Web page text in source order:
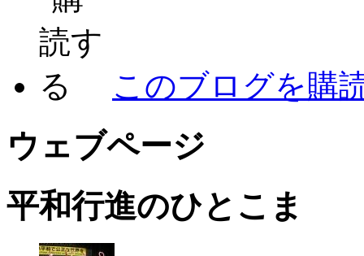
このブログを購
ウェブページ
平和行進のひとこま